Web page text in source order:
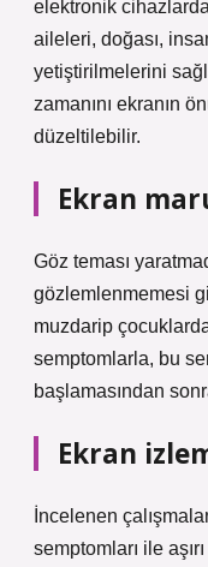
elektronik
aileleri, doğası,
yetiştirilmelerini
zamanını ekranın
düzeltilebilir.
Ekran
Göz teması
gözlemlenmemesi
muzdarip
semptomlarla, bu
başlamasından
Ekran
İncelenen
semptomları ile